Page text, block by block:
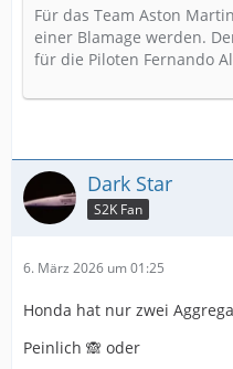
Für das Team Aston
einer Blamage werden.
für die Piloten Fernando
Dark Star
S2K Fan
6. März 2026 um 01:25
Honda hat nur zwei
Peinlich 🙈 oder